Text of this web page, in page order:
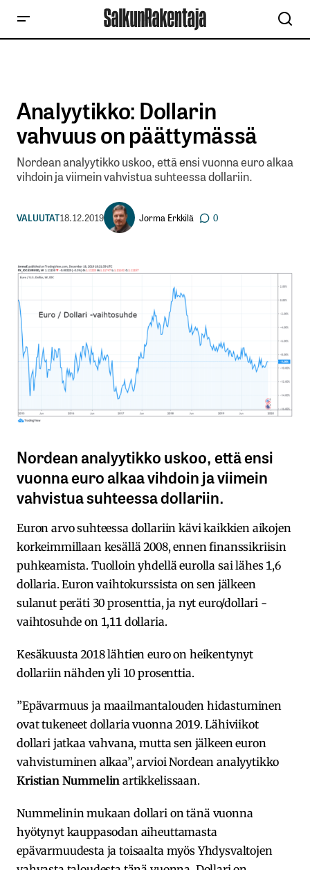
Analyytikko: Dollarin
vahvuus on päättymässä
Nordean analyytikko uskoo, että ensi vuonna euro alkaa
vihdoin ja viimein vahvistua suhteessa dollariin.
VALUUTAT18.12.2019 Jorma Erkkilä 0
Nordean analyytikko uskoo, että ensi
vuonna euro alkaa vihdoin ja viimein
vahvistua suhteessa dollariin.
Euron arvo suhteessa dollariin kävi kaikkien aikojen
korkeimmillaan kesällä 2008, ennen finanssikriisin
puhkeamista. Tuolloin yhdellä eurolla sai lähes 1,6
dollaria. Euron vaihtokurssista on sen jälkeen
sulanut peräti 30 prosenttia, ja nyt euro/dollari -
vaihtosuhde on 1,11 dollaria.
Kesäkuusta 2018 lähtien euro on heikentynyt
dollariin nähden yli 10 prosenttia.
”Epävarmuus ja maailmantalouden hidastuminen
ovat tukeneet dollaria vuonna 2019. Lähiviikot
dollari jatkaa vahvana, mutta sen jälkeen euron
vahvistuminen alkaa”, arvioi Nordean analyytikko
Kristian Nummelinartikkelissaan.
Nummelinin mukaan dollari on tänä vuonna
hyötynyt kauppasodan aiheuttamasta
epävarmuudesta ja toisaalta myös Yhdysvaltojen